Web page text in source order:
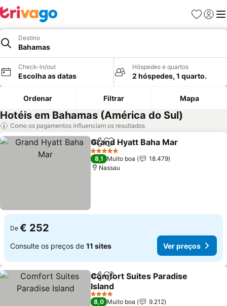
Favoritos
Iniciar
Destino
Bahamas
Check-in/out
Escolha as datas
Hóspedes e quartos
2 hóspedes, 1 quarto.
Ordenar Filtrar Mapa
Hotéis em Bahamas (América do Sul)
Como os pagamentos influenciam os resultados
PartilharAdicionar aos favoritos
Grand Hyatt Baha Mar
5 Estrelas
8,1 Muito boa
18.479
Nassau
De € 252
Consulte os preços de 11 sites Ver preços
PartilharAdicionar aos favoritos
Comfort Suites Paradise
Island
4 Estrelas
8,0 Muito boa
9.212